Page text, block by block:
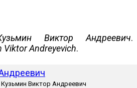
Виктор Андреевич.
Viktor Andreyevich.
Кузьмин Виктор Андреевич